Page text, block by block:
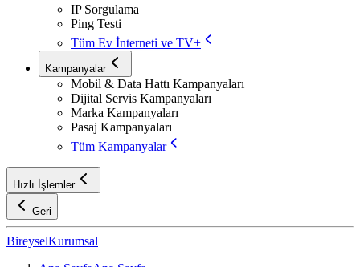
IP Sorgulama
Ping Testi
Tüm Ev İnterneti ve TV+
Kampanyalar
Mobil & Data Hattı Kampanyaları
Dijital Servis Kampanyaları
Marka Kampanyaları
Pasaj Kampanyaları
Tüm Kampanyalar
Hızlı İşlemler
Geri
BireyselKurumsal